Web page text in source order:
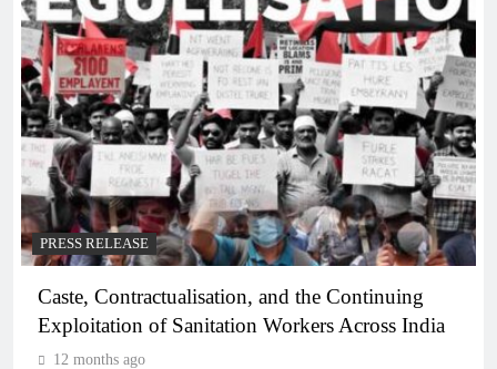
PRESS RELEASE
Caste, Contractualisation, and the Continuing
Exploitation of Sanitation Workers Across India
12 months ago